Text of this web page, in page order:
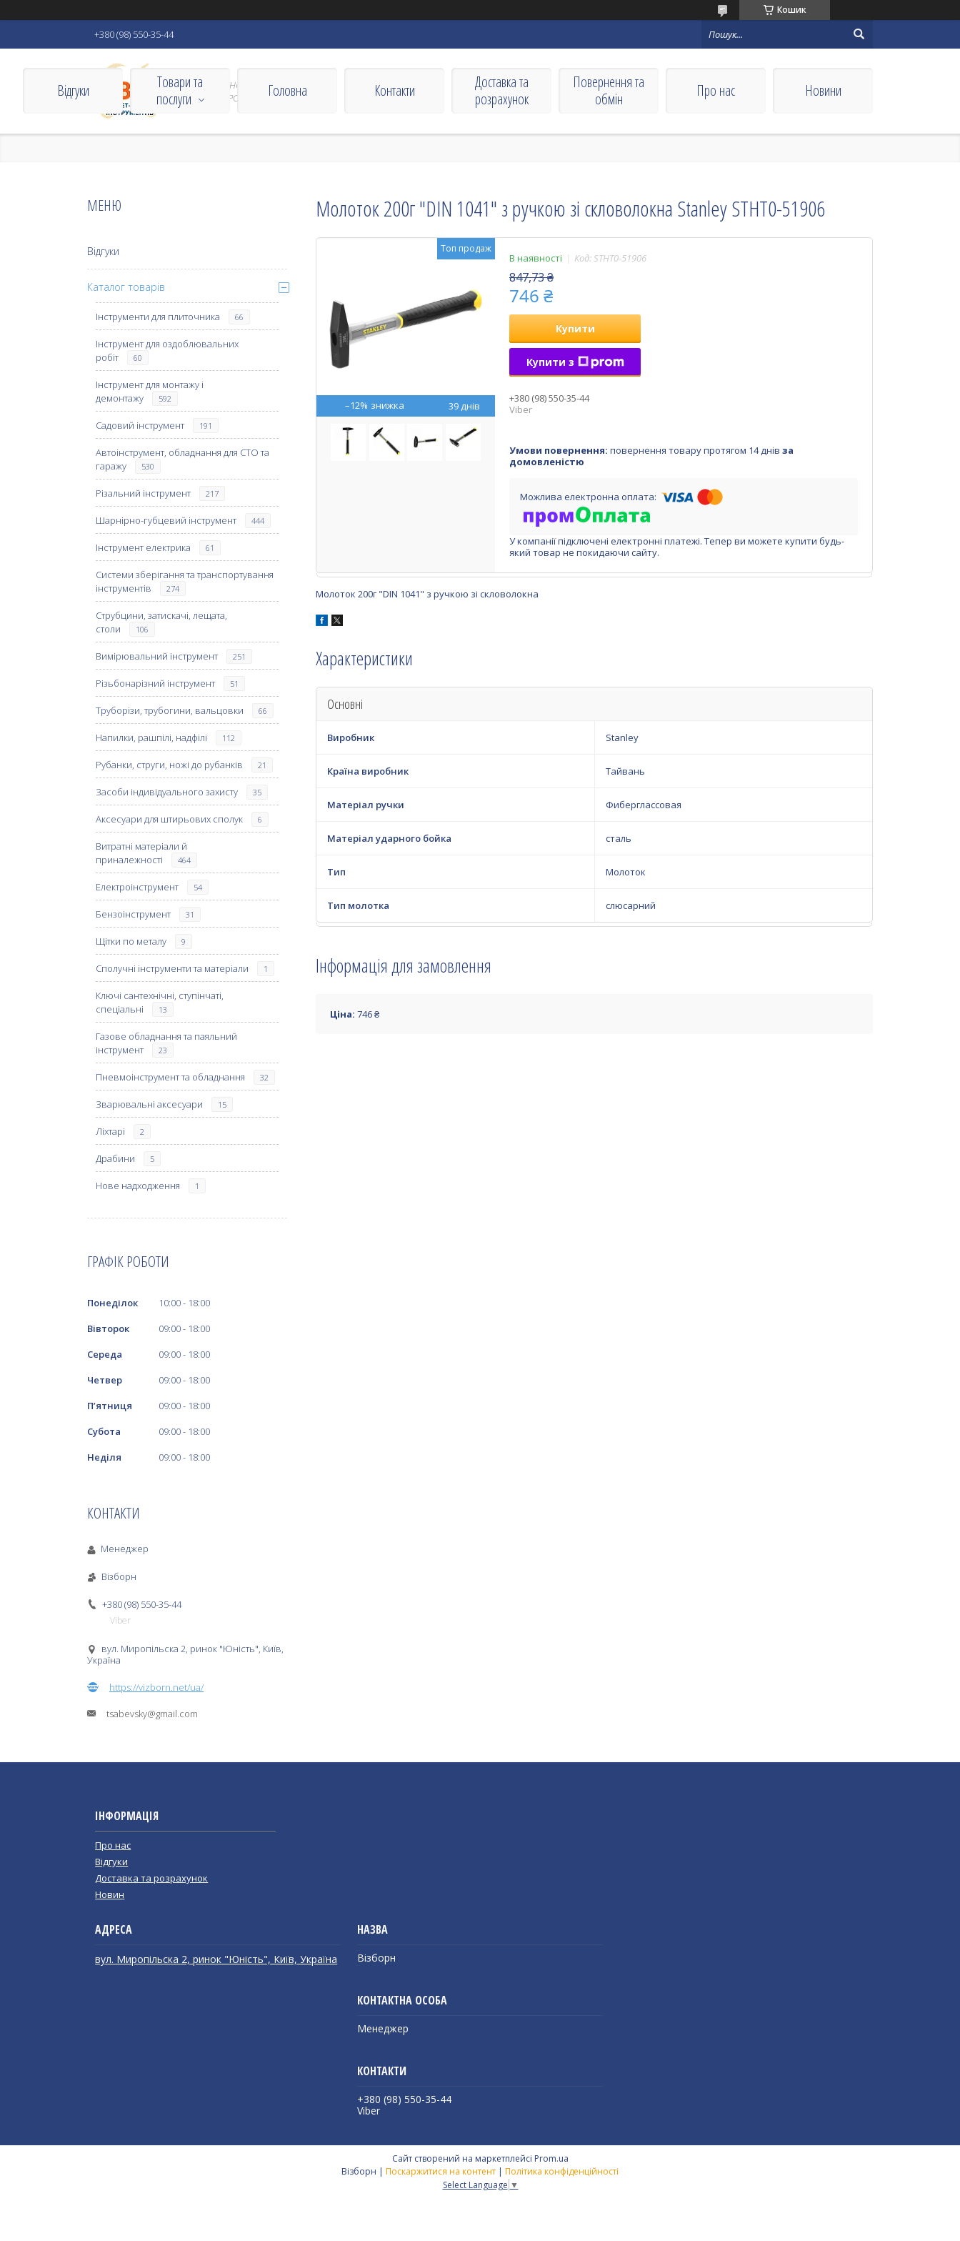
Кошик
+380 (98) 550-35-44
VIZBORN ІНСТРУМЕНТИ ДЛЯ
ДОМУ ТА РОБОТИ
Відгуки
Товари та
послуги
Головна Контакти
Доставка та
розрахунок
Повернення та
обмін
Про нас Новини
Молоток 200г "DIN 1041" з ручкою зі скловолокна Stanley STHT0-51906
–12% 39 днів
Топ продаж
В наявності Код:STHT0-51906
847,73 ₴
746 ₴
Купити
Купити з
+380 (98) 550-35-44
Viber
повернення товару протягом 14 днів за
домовленістю
У компанії підключені електронні платежі. Тепер ви можете купити будь-
який товар не покидаючи сайту.
Молоток 200г "DIN 1041" з ручкою зі скловолокна
Характеристики
Основні
Виробник Stanley
Країна виробник Тайвань
Матеріал ручки Фиберглассовая
Матеріал ударного бойка сталь
Тип Молоток
Тип молотка слюсарний
Інформація для замовлення
Ціна: 746 ₴
Відгуки
Каталог товарів
Інструменти для плиточника 66
Інструмент для оздоблювальних
робіт
60
Інструмент для монтажу і
демонтажу
592
Садовий інструмент 191
Автоінструмент, обладнання для СТО та
гаражу
530
Різальний інструмент 217
Шарнірно-губцевий інструмент 444
Інструмент електрика 61
Системи зберігання та транспортування
інструментів
274
Струбцини, затискачі, лещата,
столи
106
Вимірювальний інструмент 251
Різьбонарізний інструмент 51
Труборізи, трубогини, вальцовки 66
Напилки, рашпілі, надфілі 112
Рубанки, струги, ножі до рубанків 21
Засоби індивідуального захисту 35
Аксесуари для штирьових сполук 6
Витратні матеріали й
приналежності
464
Електроінструмент 54
Бензоінструмент 31
Щітки по металу 9
Сполучні інструменти та матеріали 1
Ключі сантехнічні, ступінчаті,
спеціальні
13
Газове обладнання та паяльний
інструмент
23
Пневмоінструмент та обладнання 32
Зварювальні аксесуари 15
Ліхтарі 2
Драбини 5
Нове надходження 1
ГРАФІК РОБОТИ
Понеділок 10:00
18:00
Вівторок
09:00
18:00
Середа
09:00
18:00
Четвер
09:00
18:00
Пʼятниця
09:00
18:00
Субота
09:00
18:00
Неділя
09:00 18:00
КОНТАКТИ
Менеджер
Візборн
+380 (98) 550-35-44
Viber
вул. Миропільска 2, ринок "Юність", Київ,
Україна
https://vizborn.net/ua/
tsabevsky@gmail.com
ІНФОРМАЦІЯ
Про нас
Відгуки
Доставка та розрахунок
Новин
вул. Миропільска 2, ринок "Юність", Київ, Україна Візборн
Менеджер
+380 (98) 550-35-44
Viber
Сайт створений на маркетплейсі Prom.ua
Візборн | Поскаржитися на контент | Політика конфіденційності
Select Language ▼